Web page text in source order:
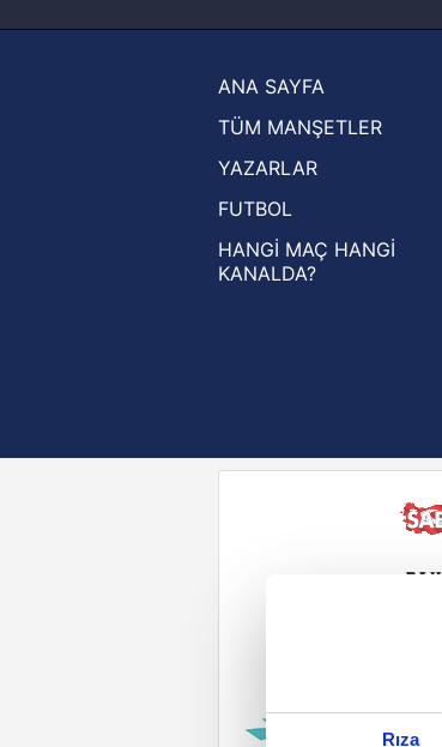
Rıza
Ziraat Türkiye Kupası
UEFA Şampiyonlar Ligi
UEFA Avrupa Ligi
UEFA Konferans Ligi
ANA SAYFA
TÜM MANŞETLER
YAZARLAR
FUTBOL
HANGİ MAÇ HANGİ
KANALDA?